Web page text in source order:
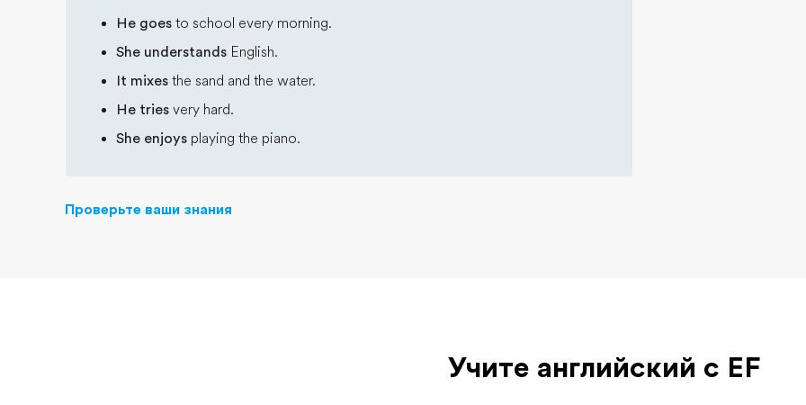
He goes to school every morning.
She understands English.
It mixes the sand and the water.
He tries very hard.
She enjoys playing the piano.
Проверьте ваши знания
Учите английский с EF